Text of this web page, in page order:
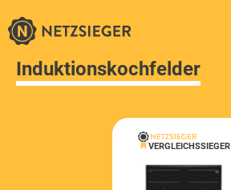
Induktionskochfelder
VERGLEICHSSIEGER